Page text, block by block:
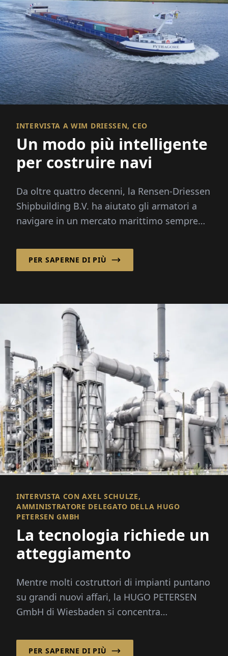
INTERVISTA A WIM DRIESSEN, CEO
Un modo più intelligente
per costruire navi
Da oltre quattro decenni, la Rensen-Driessen
Shipbuilding B.V. ha aiutato gli armatori a
navigare in un mercato marittimo sempre
personalizzato delle navi con un modello di
approvvigionamento flessibile e
PER SAPERNE DI PIÙ
INTERVISTA CON AXEL SCHULZE,
AMMINISTRATORE DELEGATO DELLA HUGO
PETERSEN GMBH
La tecnologia richiede un
atteggiamento
Mentre molti costruttori di impianti puntano
su grandi nuovi affari, la HUGO PETERSEN
GmbH di Wiesbaden si concentra
impianti esistenti sin dagli anni '90.
PER SAPERNE DI PIÙ